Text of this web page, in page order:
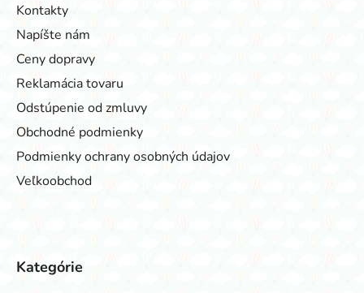
Kontakty
Napíšte nám
Ceny dopravy
Reklamácia tovaru
Odstúpenie od zmluvy
Obchodné podmienky
Podmienky ochrany osobných údajov
Veľkoobchod
Kategórie